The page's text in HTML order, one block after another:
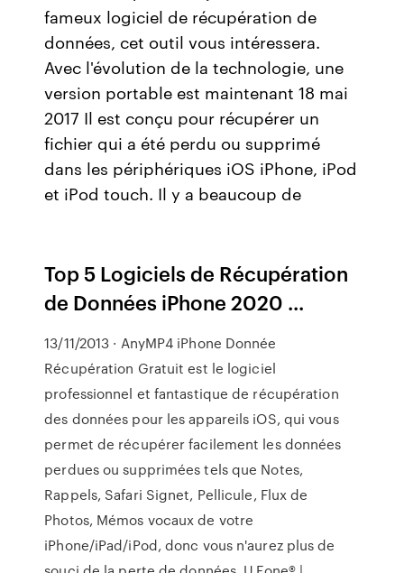
fameux logiciel de récupération de
données, cet outil vous intéressera.
Avec l'évolution de la technologie, une
version portable est maintenant 18 mai
2017 Il est conçu pour récupérer un
fichier qui a été perdu ou supprimé
dans les périphériques iOS iPhone, iPod
et iPod touch. Il y a beaucoup de
Top 5 Logiciels de Récupération
de Données iPhone 2020 ...
13/11/2013 · AnyMP4 iPhone Donnée
Récupération Gratuit est le logiciel
professionnel et fantastique de récupération
des données pour les appareils iOS, qui vous
permet de récupérer facilement les données
perdues ou supprimées tels que Notes,
Rappels, Safari Signet, Pellicule, Flux de
Photos, Mémos vocaux de votre
iPhone/iPad/iPod, donc vous n'aurez plus de